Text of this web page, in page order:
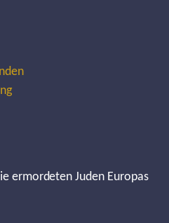
ermordeten Juden Europas